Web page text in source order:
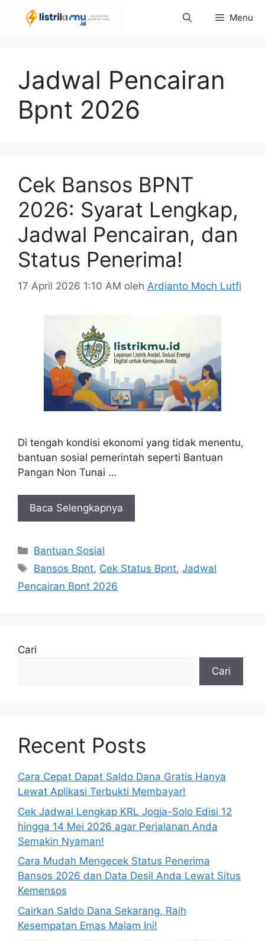
Langsung
Menu
Jadwal Pencairan
Bpnt 2026
Cek Bansos BPNT
2026: Syarat Lengkap,
Jadwal Pencairan, dan
Status Penerima!
17 April 2026 1:10 AM oleh Ardianto Moch Lutfi
Di tengah kondisi ekonomi yang tidak menentu,
bantuan sosial pemerintah seperti Bantuan
Pangan Non Tunai …
Baca Selengkapnya
Kategori
Bantuan Sosial
Tag
Bansos Bpnt, Cek Status Bpnt,Jadwal
Pencairan Bpnt 2026
Cari
Cari
Recent Posts
Cara Cepat Dapat Saldo Dana Gratis Hanya
Lewat Aplikasi Terbukti Membayar!
Cek Jadwal Lengkap KRL Jogja-Solo Edisi 12
hingga 14 Mei 2026 agar Perjalanan Anda
Semakin Nyaman!
Cara Mudah Mengecek Status Penerima
Bansos 2026 dan Data Desil Anda Lewat Situs
Kemensos
Cairkan Saldo Dana Sekarang, Raih
Kesempatan Emas Malam Ini!